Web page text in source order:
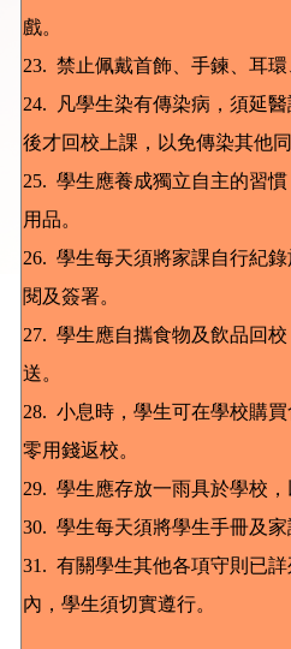
戲。
23. 禁止佩戴首飾、手鍊、耳環
24. 凡學生染有傳染病，須延
後才回校上課，以免傳染其他同
25. 學生應養成獨立自主的習
用品。
26. 學生每天須將家課自行紀
閱及簽署。
27. 學生應自攜食物及飲品回
送。
28. 小息時，學生可在學校購
零用錢返校。
29. 學生應存放一雨具於學校，
30. 學生每天須將學生手冊及家
31. 有關學生其他各項守則已
內，學生須切實遵行。